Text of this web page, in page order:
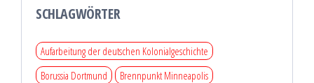
SCHLAGWÖRTER
Aufarbeitung der deutschen Kolonialgeschichte
Borussia Dortmund
Brennpunkt Minneapolis